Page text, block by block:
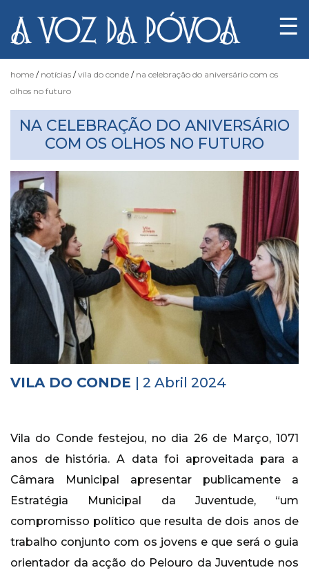
Notícias
Fotógrafo
do
Acaso
Luas
e
Marés
Histórico
Vídeos
Contactos
☰
home notícias vila do conde
na celebração do aniversário com os
olhos no futuro
NA CELEBRAÇÃO DO ANIVERSÁRIO
COM OS OLHOS NO FUTURO
VILA DO CONDE | 2 Abril 2024
Vila do Conde festejou, no dia 26 de Março, 1071
anos de história. A data foi aproveitada para a
Câmara Municipal apresentar publicamente a
Estratégia Municipal da Juventude, “um
compromisso político que resulta de dois anos de
trabalho conjunto com os jovens e que será o guia
orientador da acção do Pelouro da Juventude nos